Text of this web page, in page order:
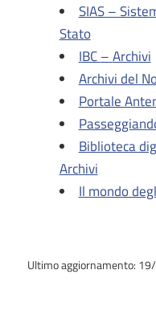
SIAS –
Stato
IBC–Archivi
Archivi del
Portale
Biblioteca
Archivi
Il mondo
Ultimo aggiornamento: